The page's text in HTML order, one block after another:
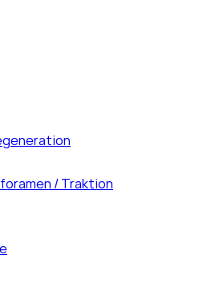
/ Traktion